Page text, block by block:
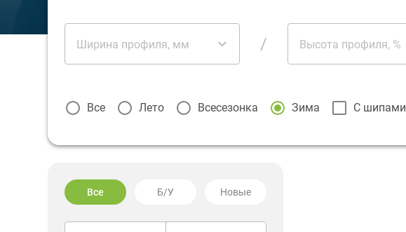
Ширина профиля, мм / Высота профиля, %
Все Лето Всесезонка Зима С шипами
Все Б/У Новые